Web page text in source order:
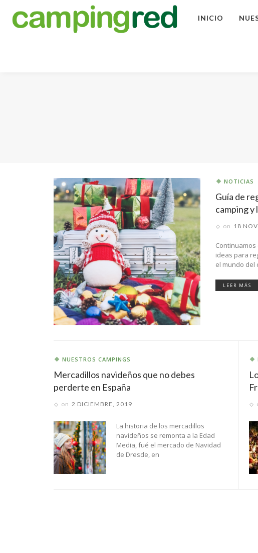
INICIO
NOTICIAS
Guía de
camping y
on 18
ideas para
el mundo del
LEER MÁS
NUESTROS CAMPINGS
Mercadillos navideños que no debes
perderte en España
on 2 DICIEMBRE, 2019
La historia de los mercadillos
navideños se remonta a la Edad
Media, fué el mercado de Navidad
de Dresde, en